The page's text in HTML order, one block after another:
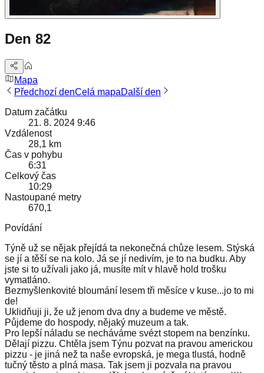
Den 82
Mapa
Předchozí denCelá mapaDalší den
Datum začátku
21. 8. 2024 9:46
Vzdálenost
28,1 km
Čas v pohybu
6:31
Celkový čas
10:29
Nastoupané metry
670,1
Povídání
Týně už se nějak přejídá ta nekonečná chůze lesem. Stýská
se jí a těší se na kolo. Já se jí nedivím, je to na budku. Aby
jste si to užívali jako já, musíte mít v hlavě hold trošku
vymatláno.
Bezmyšlenkovité bloumání lesem tři měsíce v kuse...jo to mi
de!
Uklidňuji ji, že už jenom dva dny a budeme ve městě.
Půjdeme do hospody, nějaký muzeum a tak.
Pro lepší náladu se necháváme svézt stopem na benzínku.
Dělají pizzu. Chtěla jsem Týnu pozvat na pravou americkou
pizzu - je jiná než ta naše evropská, je mega tlustá, hodně
tučný těsto a plná masa. Tak jsem ji pozvala na pravou